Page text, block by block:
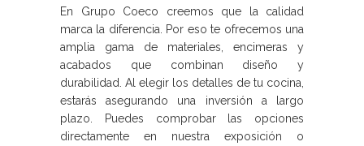
En Grupo Coeco creemos que la calidad
marca la diferencia. Por eso te ofrecemos una
amplia gama de materiales, encimeras y
acabados que combinan diseño y
durabilidad. Al elegir los detalles de tu cocina,
estarás asegurando una inversión a largo
plazo. Puedes comprobar las opciones
directamente en nuestra exposición o